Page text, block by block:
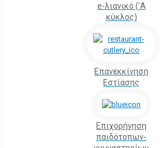
e-λιανικό ('Α
κύκλος)
Επανεκκίνηση
Εστίασης
Επιχορήγηση
παιδότοπων-